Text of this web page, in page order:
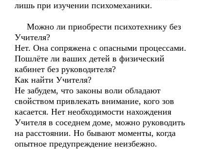
лишь при изучении психомеханики.
Можно ли приобрести психотехнику без
Учителя?
Нет. Она сопряжена с опасными процессами.
Пошлёте ли ваших детей в физический
кабинет без руководителя?
Как найти Учителя?
Не забудем, что законы воли обладают
свойством привлекать внимание, кого зов
касается. Нет необходимости нахождения
Учителя в соседнем доме, можно руководить
на расстоянии. Но бывают моменты, когда
опытное предупреждение неизбежно.